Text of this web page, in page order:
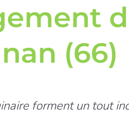
(66)
forment un tout